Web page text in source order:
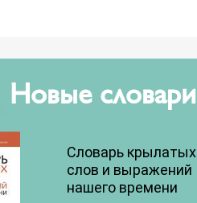
Новые словари
Словарь крылатых
слов и выражений
нашего времени